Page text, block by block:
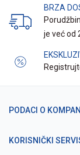
BRZA
je već od
PODACI O
KORISNIČKI